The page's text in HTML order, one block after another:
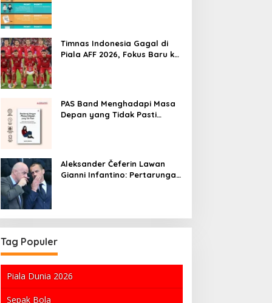
Timnas Indonesia Gagal di
Piala AFF 2026, Fokus Baru ke
PAS Band Menghadapi Masa
Depan yang Tidak Pasti
Aleksander Čeferin Lawan
Gianni Infantino: Pertarungan
Tag Populer
Piala Dunia 2026
Sepak Bola